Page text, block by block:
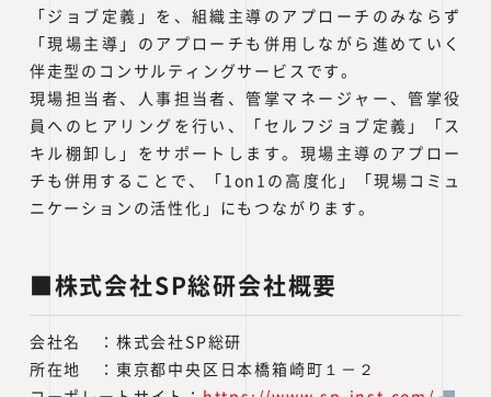
「ジョブ定義」を、組織主導のアプローチのみならず
「現場主導」のアプローチも併用しながら進めていく
伴走型のコンサルティングサービスです。
現場担当者、人事担当者、管掌マネージャー、管掌役
員へのヒアリングを行い、「セルフジョブ定義」「ス
キル棚卸し」をサポートします。現場主導のアプロー
チも併用することで、「1on1の高度化」「現場コミュ
ニケーションの活性化」にもつながります。
■株式会社SP総研会社概要
会社名 ：株式会社SP総研
所在地 ：東京都中央区日本橋箱崎町１－２